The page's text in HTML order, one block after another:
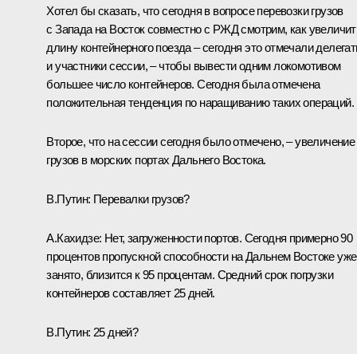
Хотел бы сказать, что сегодня в вопросе перевозки грузов
с Запада на Восток совместно с РЖД смотрим, как
длину контейнерного поезда – сегодня это отмечали
и участники сессии, – чтобы вывести одним локомотивом
большее число контейнеров. Сегодня была отмечена
положительная тенденция по наращиванию таких операций.
Второе, что на сессии сегодня было отмечено, – увеличение
грузов в морских портах Дальнего Востока.
В.Путин: Перевалки грузов?
А.Кахидзе: Нет, загруженности портов. Сегодня примерно 90
процентов пропускной способности на Дальнем Востоке уже
занято, близится к 95 процентам. Средний срок погрузки
контейнеров составляет 25 дней.
В.Путин: 25 дней?